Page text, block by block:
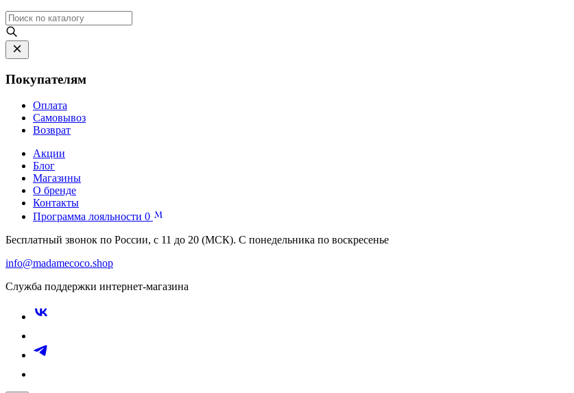
Покупателям
Оплата
Самовывоз
Возврат
Акции
Блог
Магазины
О бренде
Контакты
Программа лояльности 0
Бесплатный звонок по России, с 11 до 20 (МСК). С понедельника по воскресенье
info@madamecoco.shop
Служба поддержки интернет-магазина